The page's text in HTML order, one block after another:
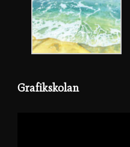
Grafikskolan